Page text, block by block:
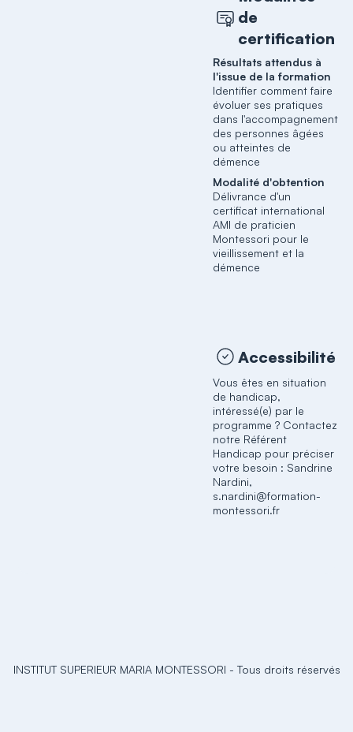
de
certification
Résultats attendus à
l'issue de la formation
Identifier comment faire
évoluer ses pratiques
dans l'accompagnement
des personnes âgées
ou atteintes de
démence
Modalité d'obtention
Délivrance d'un
certificat international
AMI de praticien
Montessori pour le
vieillissement et la
démence
Accessibilité
Vous êtes en situation
de handicap,
intéressé(e) par le
programme ? Contactez
notre Référent
Handicap pour préciser
votre besoin : Sandrine
Nardini,
s.nardini@formation-
montessori.fr
INSTITUT SUPERIEUR MARIA MONTESSORI - Tous droits réservés